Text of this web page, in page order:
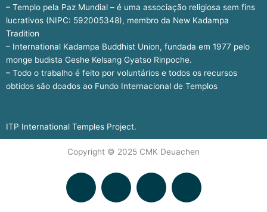
– Templo pela Paz Mundial – é uma associação religiosa sem fins
lucrativos (NIPC: 592005348), membro da New Kadampa
Tradition
– International Kadampa Buddhist Union, fundada em 1977 pelo
monge budista Geshe Kelsang Gyatso Rinpoche.
– Todo o trabalho é feito por voluntários e todos os recursos
obtidos são doados ao Fundo Internacional de Templos
ITP International Temples Project.
Copyright © 2025 CMK Deuachen
F
Y
S